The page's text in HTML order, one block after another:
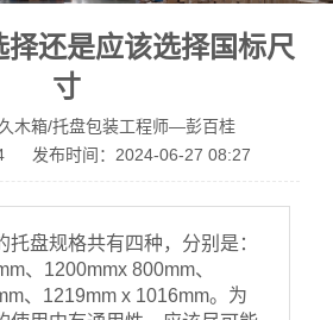
还是应该选择国标尺
寸
木箱/托盘包装工程师—彭百桂
发布时间：2024-06-27 08:27
托盘规格共有四种，分别是：
、1200mmx 800mm、
、1219mm x 1016mm。为